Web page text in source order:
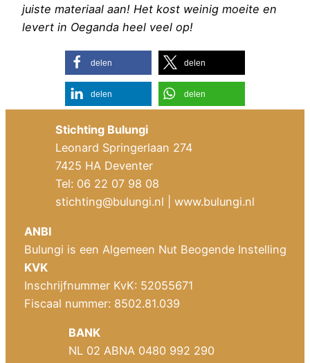
juiste materiaal aan! Het kost weinig moeite en
levert in Oeganda heel veel op!
delen delen
delen delen
Stichting Bulungi
Leonard Springerlaan 274
7425 HA Deventer
Tel: 06 22 07 98 08
stichting@bulungi.nl | www.bulungi.nl
ANBI
Bulungi is een Algemeen Nut Beogende Instelling
KVK
Inschrijfnummer KvK: 52055671
Fiscaal nummer: 8502.81.039
BANK
NL 02 ABNA 0480 992 290